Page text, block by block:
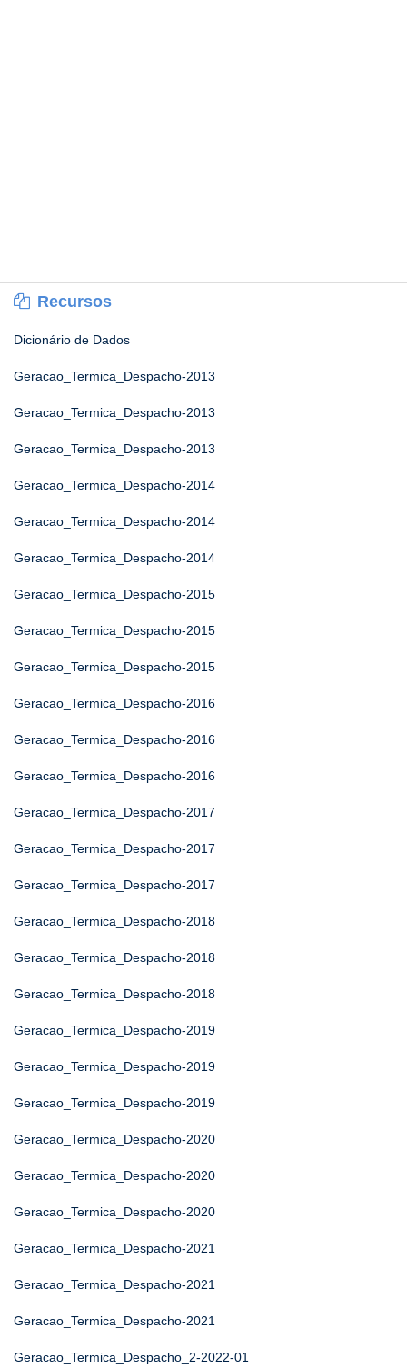
Recursos
Dicionário de Dados
Geracao_Termica_Despacho-2013
Geracao_Termica_Despacho-2013
Geracao_Termica_Despacho-2013
Geracao_Termica_Despacho-2014
Geracao_Termica_Despacho-2014
Geracao_Termica_Despacho-2014
Geracao_Termica_Despacho-2015
Geracao_Termica_Despacho-2015
Geracao_Termica_Despacho-2015
Geracao_Termica_Despacho-2016
Geracao_Termica_Despacho-2016
Geracao_Termica_Despacho-2016
Geracao_Termica_Despacho-2017
Geracao_Termica_Despacho-2017
Geracao_Termica_Despacho-2017
Geracao_Termica_Despacho-2018
Geracao_Termica_Despacho-2018
Geracao_Termica_Despacho-2018
Geracao_Termica_Despacho-2019
Geracao_Termica_Despacho-2019
Geracao_Termica_Despacho-2019
Geracao_Termica_Despacho-2020
Geracao_Termica_Despacho-2020
Geracao_Termica_Despacho-2020
Geracao_Termica_Despacho-2021
Geracao_Termica_Despacho-2021
Geracao_Termica_Despacho-2021
Geracao_Termica_Despacho_2-2022-01